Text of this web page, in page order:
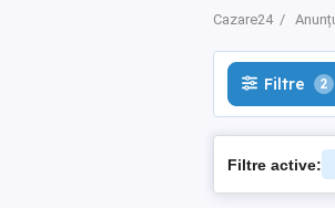
Cazare24
Filtre 2
Filtre active: